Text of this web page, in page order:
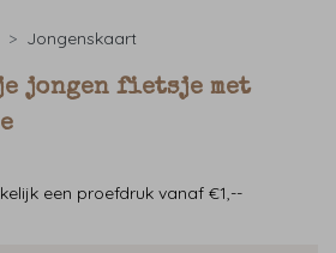
Jongenskaart
jongen fietsje met
een proefdruk vanaf €1,--